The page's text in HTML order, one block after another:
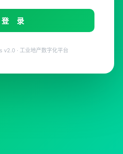
登 录
v2.0 · 工业地产数字化平台